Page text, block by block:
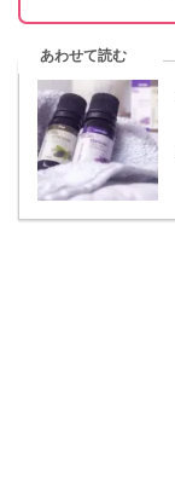
あわせて読む